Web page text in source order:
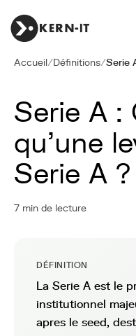
Accueil/Définitions/Serie
Serie A :
qu'une
Serie A ?
7 min de lecture
DÉFINITION
La Serie A est le
institutionnel
apres le seed,